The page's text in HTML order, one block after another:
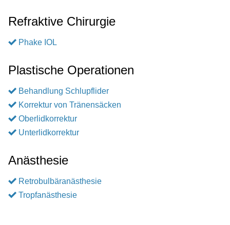
Refraktive Chirurgie
Phake IOL
Plastische Operationen
Behandlung Schlupflider
Korrektur von Tränensäcken
Oberlidkorrektur
Unterlidkorrektur
Anästhesie
Retrobulbäranästhesie
Tropfanästhesie